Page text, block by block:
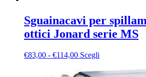
Sguainacavi per
ottici Jonard serie MS
€83,00 - €114,00Fascia
prezzo:
Scegli
ha